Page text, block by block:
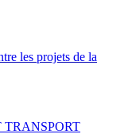
les projets de la